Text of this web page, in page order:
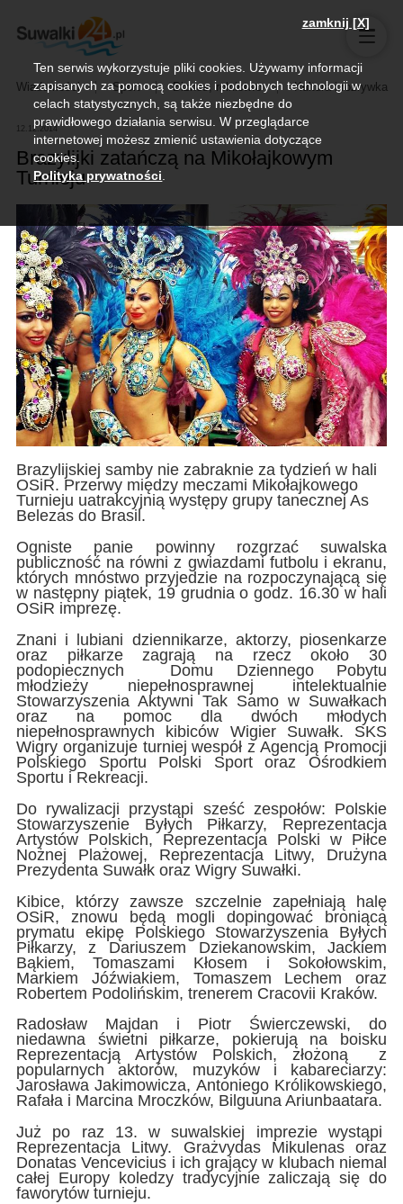
Wiadomości Sport Biznes, rolnictwo Kultura i rozrywka
12.12.2014
Brazylijki zatańczą na Mikołajkowym
Turnieju
Brazylijskiej samby nie zabraknie za tydzień w hali
OSiR. Przerwy między meczami Mikołajkowego
Turnieju uatrakcyjnią występy grupy tanecznej As
Belezas do Brasil.
Ogniste panie powinny rozgrzać suwalska
publiczność na równi z gwiazdami futbolu i ekranu,
których mnóstwo przyjedzie na rozpoczynającą się
w następny piątek, 19 grudnia o godz. 16.30 w hali
OSiR imprezę.
Znani i lubiani dziennikarze, aktorzy, piosenkarze
oraz piłkarze zagrają na rzecz około 30
podopiecznych Domu Dziennego Pobytu
młodzieży niepełnosprawnej intelektualnie
Stowarzyszenia Aktywni Tak Samo w Suwałkach
oraz na pomoc dla dwóch młodych
niepełnosprawnych kibiców Wigier Suwałk. SKS
Wigry organizuje turniej wespół z Agencją Promocji
Polskiego Sportu Polski Sport oraz Ośrodkiem
Sportu i Rekreacji.
Do rywalizacji przystąpi sześć zespołów: Polskie
Stowarzyszenie Byłych Piłkarzy, Reprezentacja
Artystów Polskich, Reprezentacja Polski w Piłce
Nożnej Plażowej, Reprezentacja Litwy, Drużyna
Prezydenta Suwałk oraz Wigry Suwałki.
Kibice, którzy zawsze szczelnie zapełniają halę
OSiR, znowu będą mogli dopingować broniącą
prymatu ekipę Polskiego Stowarzyszenia Byłych
Piłkarzy, z Dariuszem Dziekanowskim, Jackiem
Bąkiem, Tomaszami Kłosem i Sokołowskim,
Markiem Jóźwiakiem, Tomaszem Lechem oraz
Robertem Podolińskim, trenerem Cracovii Kraków.
Radosław Majdan i Piotr Świerczewski, do
niedawna świetni piłkarze, pokierują na boisku
Reprezentacją Artystów Polskich, złożoną z
popularnych aktorów, muzyków i kabareciarzy:
Jarosława Jakimowicza, Antoniego Królikowskiego,
Rafała i Marcina Mroczków, Bilguuna Ariunbaatara.
Już po raz 13. w suwalskiej imprezie wystąpi
Reprezentacja Litwy. Grażvydas Mikulenas oraz
Donatas Vencevicius i ich grający w klubach niemal
całej Europy koledzy tradycyjnie zaliczają się do
faworytów turnieju.
zamknij [X]
Ten serwis wykorzystuje pliki cookies. Używamy informacji
zapisanych za pomocą cookies i podobnych technologii w
celach statystycznych, są także niezbędne do
prawidłowego działania serwisu. W przeglądarce
internetowej możesz zmienić ustawienia dotyczące
cookies.
Polityka prywatności